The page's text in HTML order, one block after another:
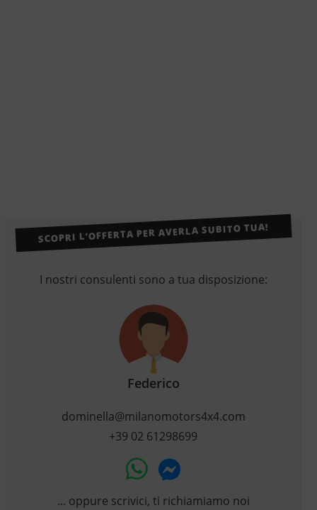
SCOPRI L’OFFERTA PER AVERLA SUBITO TUA!
I nostri consulenti sono a tua disposizione:
Federico
dominella@milanomotors4x4.com
+39 02 61298699
... oppure scrivici, ti richiamiamo noi